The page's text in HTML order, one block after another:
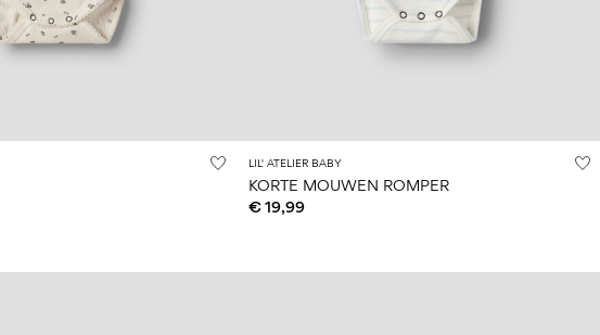
LIL' ATELIER BABY
KORTE MOUWEN ROMPER
€ 19,99